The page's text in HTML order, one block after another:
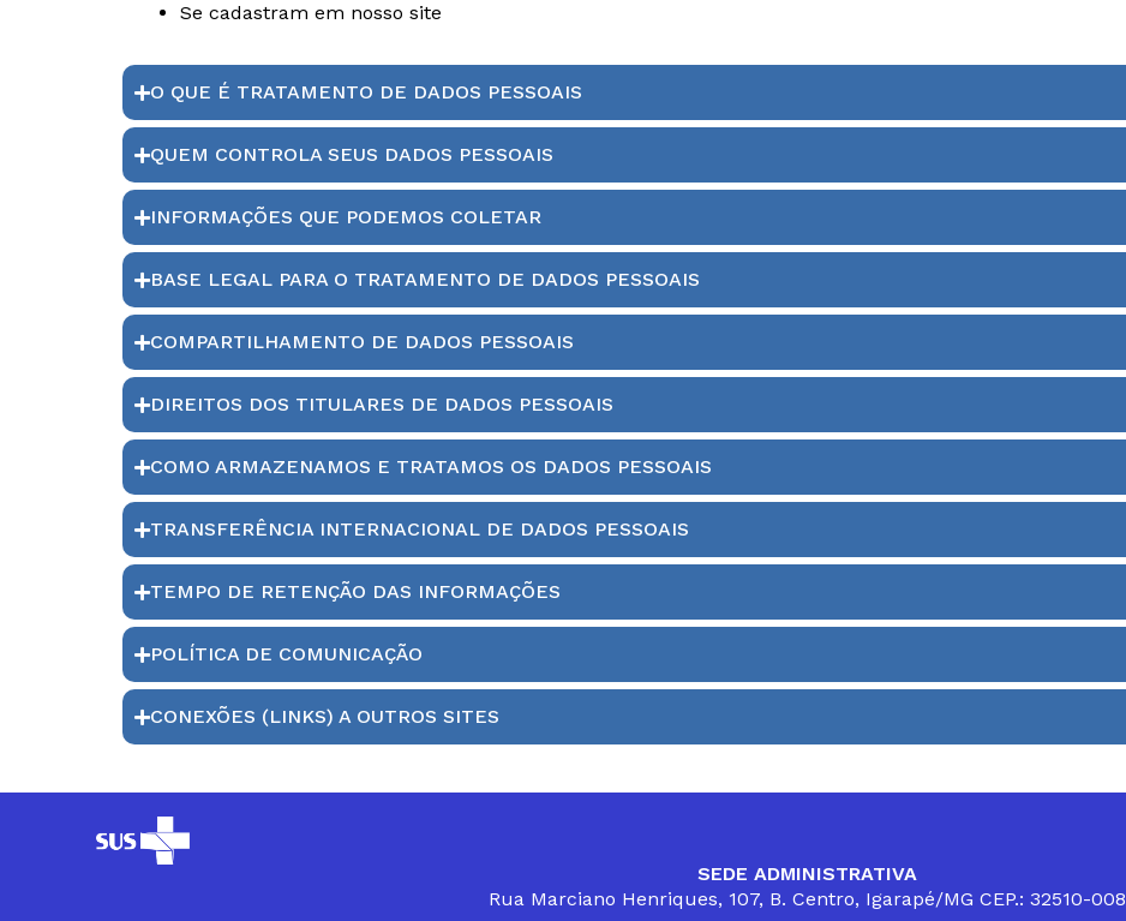
Se cadastram em nosso site
O QUE É TRATAMENTO DE DADOS PESSOAIS
QUEM CONTROLA SEUS DADOS PESSOAIS
INFORMAÇÕES QUE PODEMOS COLETAR
BASE LEGAL PARA O TRATAMENTO DE DADOS PESSOAIS
COMPARTILHAMENTO DE DADOS PESSOAIS
DIREITOS DOS TITULARES DE DADOS PESSOAIS
COMO ARMAZENAMOS E TRATAMOS OS DADOS PESSOAIS
TRANSFERÊNCIA INTERNACIONAL DE DADOS PESSOAIS
TEMPO DE RETENÇÃO DAS INFORMAÇÕES
POLÍTICA DE COMUNICAÇÃO
CONEXÕES (LINKS) A OUTROS SITES
SEDE ADMINISTRATIVA
Rua Marciano Henriques, 107, B. Centro, Igarapé/MG CEP.: 32510-008